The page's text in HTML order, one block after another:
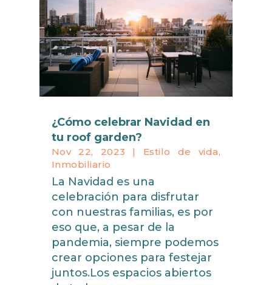
¿Cómo celebrar Navidad en
tu roof garden?
Nov 22, 2023 | Estilo de vida,
Inmobiliario
La Navidad es una
celebración para disfrutar
con nuestras familias, es por
eso que, a pesar de la
pandemia, siempre podemos
crear opciones para festejar
juntos.Los espacios abiertos